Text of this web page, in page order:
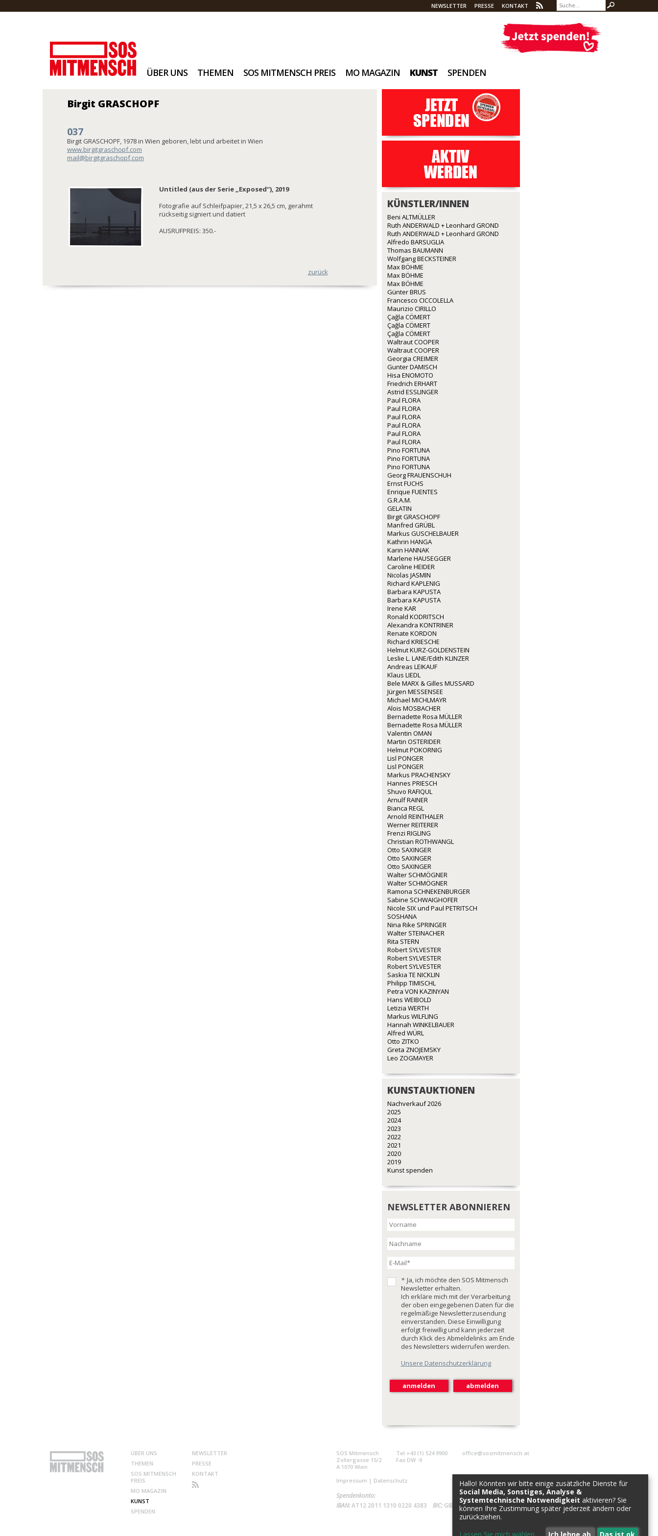
NEWSLETTER PRESSE KONTAKT
ÜBER UNS THEMEN SOS MITMENSCH PREIS MO MAGAZIN KUNST SPENDEN
Birgit GRASCHOPF
037
Birgit GRASCHOPF, 1978 in Wien geboren, lebt und arbeitet in Wien
www.birgitgraschopf.com
mail@birgitgraschopf.com
Untitled (aus der Serie „Exposed“), 2019
Fotografie auf Schleifpapier, 21,5 x 26,5 cm, gerahmt
rückseitig signiert und datiert
AUSRUFPREIS: 350.-
zurück
KÜNSTLER/INNEN
Beni ALTMÜLLER
Ruth ANDERWALD + Leonhard GROND
Ruth ANDERWALD + Leonhard GROND
Alfredo BARSUGLIA
Thomas BAUMANN
Wolfgang BECKSTEINER
Max BÖHME
Max BÖHME
Max BÖHME
Günter BRUS
Francesco CICCOLELLA
Maurizio CIRILLO
Çağla CÖMERT
Çağla CÖMERT
Çağla CÖMERT
Waltraut COOPER
Waltraut COOPER
Georgia CREIMER
Gunter DAMISCH
Hisa ENOMOTO
Friedrich ERHART
Astrid ESSLINGER
Paul FLORA
Paul FLORA
Paul FLORA
Paul FLORA
Paul FLORA
Paul FLORA
Pino FORTUNA
Pino FORTUNA
Pino FORTUNA
Georg FRAUENSCHUH
Ernst FUCHS
Enrique FUENTES
G.R.A.M.
GELATIN
Birgit GRASCHOPF
Manfred GRÜBL
Markus GUSCHELBAUER
Kathrin HANGA
Karin HANNAK
Marlene HAUSEGGER
Caroline HEIDER
Nicolas JASMIN
Richard KAPLENIG
Barbara KAPUSTA
Barbara KAPUSTA
Irene KAR
Ronald KODRITSCH
Alexandra KONTRINER
Renate KORDON
Richard KRIESCHE
Helmut KURZ-GOLDENSTEIN
Leslie L. LANE/Edith KLINZER
Andreas LEIKAUF
Klaus LIEDL
Bele MARX & Gilles MUSSARD
Jürgen MESSENSEE
Michael MICHLMAYR
Alois MOSBACHER
Bernadette Rosa MÜLLER
Bernadette Rosa MÜLLER
Valentin OMAN
Martin OSTERIDER
Helmut POKORNIG
Lisl PONGER
Lisl PONGER
Markus PRACHENSKY
Hannes PRIESCH
Shuvo RAFIQUL
Arnulf RAINER
Bianca REGL
Arnold REINTHALER
Werner REITERER
Frenzi RIGLING
Christian ROTHWANGL
Otto SAXINGER
Otto SAXINGER
Otto SAXINGER
Walter SCHMÖGNER
Walter SCHMÖGNER
Ramona SCHNEKENBURGER
Sabine SCHWAIGHOFER
Nicole SIX und Paul PETRITSCH
SOSHANA
Nina Rike SPRINGER
Walter STEINACHER
Rita STERN
Robert SYLVESTER
Robert SYLVESTER
Robert SYLVESTER
Saskia TE NICKLIN
Philipp TIMISCHL
Petra VON KAZINYAN
Hans WEIBOLD
Letizia WERTH
Markus WILFLING
Hannah WINKELBAUER
Alfred WÜRL
Otto ZITKO
Greta ZNOJEMSKY
Leo ZOGMAYER
KUNSTAUKTIONEN
Nachverkauf 2026
2025
2024
2023
2022
2021
2020
2019
Kunst spenden
NEWSLETTER ABONNIEREN
* Ja, ich möchte den SOS Mitmensch
Newsletter erhalten.
Ich erkläre mich mit der Verarbeitung
der oben eingegebenen Daten für die
regelmäßige Newsletterzusendung
einverstanden. Diese Einwilligung
erfolgt freiwillig und kann jederzeit
durch Klick des Abmeldelinks am Ende
des Newsletters widerrufen werden.
Unsere Datenschutzerklärung
ÜBER UNS
THEMEN
SOS MITMENSCH
PREIS
MO MAGAZIN
KUNST
SPENDEN
NEWSLETTER
PRESSE
KONTAKT
SOS Mitmensch
Zollergasse 15/2
A 1070 Wien
Tel +43 (1) 524 9900
Fax DW -9
office@sosmitmensch.at
Impressum | Datenschutz
Spendenkonto:
IBAN:AT12 2011 1310 0220 4383 BIC: GIBAATWWXXX
Hallo! Könnten wir bitte einige zusätzliche Dienste für
Social Media, Sonstiges, Analyse &
Systemtechnische Notwendigkeit aktivieren? Sie
können Ihre Zustimmung später jederzeit ändern oder
zurückziehen.